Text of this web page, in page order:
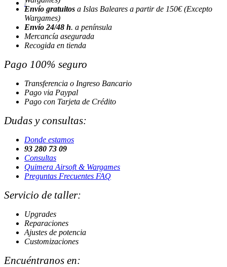
Envío gratuitos a Islas Baleares a partir de 150€ (Excepto
Wargames)
Envío 24/48 h. a península
Mercancía asegurada
Recogida en tienda
Pago 100% seguro
Transferencia o Ingreso Bancario
Pago via Paypal
Pago con Tarjeta de Crédito
Dudas y consultas:
Donde estamos
93 280 73 09
Consultas
Quimera Airsoft & Wargames
Preguntas Frecuentes FAQ
Servicio de taller:
Upgrades
Reparaciones
Ajustes de potencia
Customizaciones
Encuéntranos en: